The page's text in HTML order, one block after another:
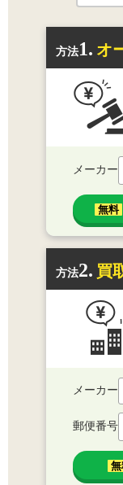
方法1. オ
メーカー
無料
方法2. 買
メーカー
郵便番号